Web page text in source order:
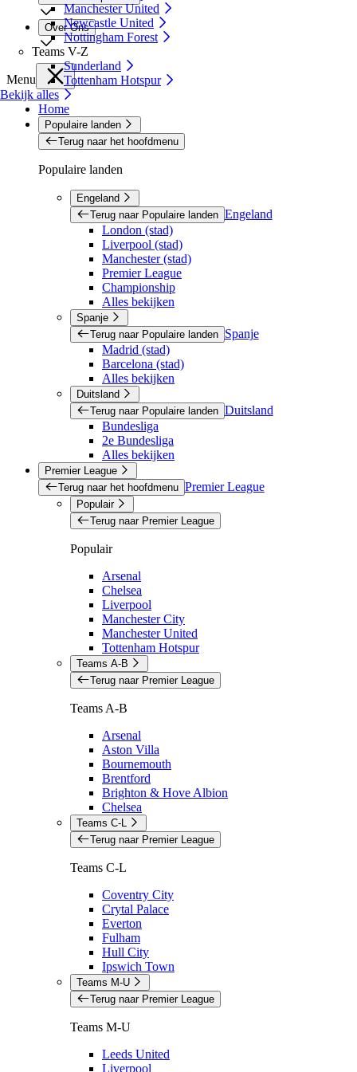
Manchester United
Newcastle United
Nottingham Forest
Teams V-Z
Sunderland
Tottenham Hotspur
Bekijk alles
Over Ons
Menu
Home
Populaire landen
Terug naar het hoofdmenu
Populaire landen
Engeland
Terug naar Populaire landen Engeland
London (stad)
Liverpool (stad)
Manchester (stad)
Premier League
Championship
Alles bekijken
Spanje
Terug naar Populaire landen
Spanje
Madrid (stad)
Barcelona (stad)
Alles bekijken
Duitsland
Terug naar Populaire landen Duitsland
Bundesliga
2e Bundesliga
Alles bekijken
Premier League
Terug naar het hoofdmenu Premier League
Populair
Terug naar Premier League
Populair
Arsenal
Chelsea
Liverpool
Manchester City
Manchester United
Tottenham Hotspur
Teams A-B
Terug naar Premier League
Teams A-B
Arsenal
Aston Villa
Bournemouth
Brentford
Brighton & Hove Albion
Chelsea
Teams C-L
Terug naar Premier League
Teams C-L
Coventry City
Crytal Palace
Everton
Fulham
Hull City
Ipswich Town
Teams M-U
Terug naar Premier League
Teams M-U
Leeds United
Liverpool